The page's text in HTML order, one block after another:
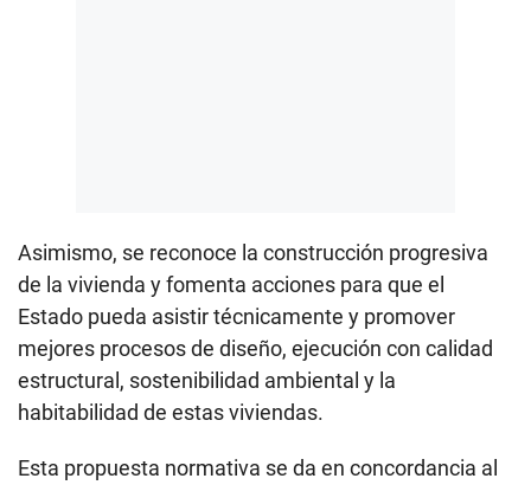
Asimismo, se reconoce la construcción progresiva
de la vivienda y fomenta acciones para que el
Estado pueda asistir técnicamente y promover
mejores procesos de diseño, ejecución con calidad
estructural, sostenibilidad ambiental y la
habitabilidad de estas viviendas.
Esta propuesta normativa se da en concordancia al